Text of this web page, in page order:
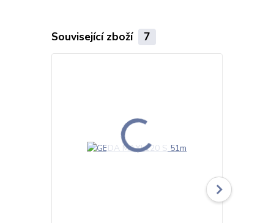
Související zboží 7